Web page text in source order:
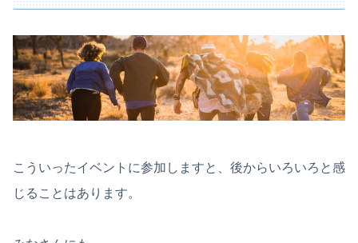
こういったイベントに参加しますと、後からいろいろと感
じることはあります。